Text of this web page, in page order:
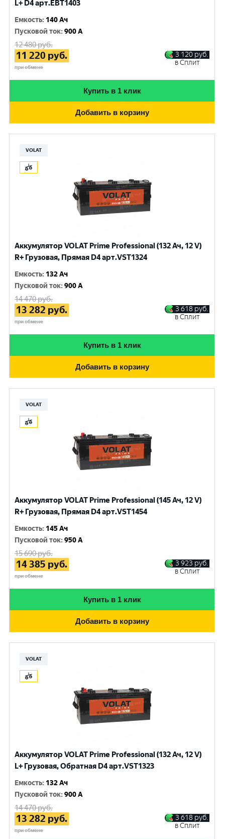
L+ D4 арт.EBT1403
Емкость: 140 Ач
Пусковой ток:900 A
12 480руб.
11 220 руб.
при обмене
3 120 руб.
в Сплит
Купить в 1 клик
Добавить в корзину
VOLAT
Аккумулятор VOLAT Prime Professional (132 Ач, 12 V)
R+ Грузовая, Прямая D4 арт.VST1324
Емкость: 132 Ач
Пусковой ток:900 A
14 470руб.
13 282 руб.
при обмене
3 618 руб.
в Сплит
Купить в 1 клик
Добавить в корзину
VOLAT
Аккумулятор VOLAT Prime Professional (145 Ач, 12 V)
R+ Грузовая, Прямая D4 арт.VST1454
Емкость: 145 Ач
Пусковой ток:950 A
15 690руб.
14 385 руб.
при обмене
3 923 руб.
в Сплит
Купить в 1 клик
Добавить в корзину
VOLAT
Аккумулятор VOLAT Prime Professional (132 Ач, 12 V)
L+ Грузовая, Обратная D4 арт.VST1323
Емкость: 132 Ач
Пусковой ток:900 A
14 470руб.
13 282 руб.
при обмене
3 618 руб.
в Сплит